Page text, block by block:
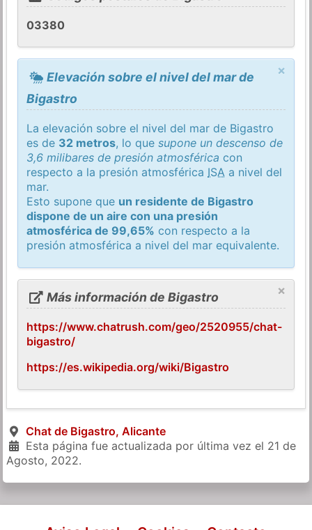
03380
×
Elevación sobre el nivel del mar de
Bigastro
La elevación sobre el nivel del mar de Bigastro
es de 32 metros, lo quesupone un descenso de
3,6 milibares de presión atmosférica con
respecto a la presión atmosférica ISA a nivel del
mar.
Esto supone que un residente de Bigastro
dispone de un aire con una presión
atmosférica de 99,65% con respecto a la
presión atmosférica a nivel del mar equivalente.
×
Más información de Bigastro
https://www.chatrush.com/geo/2520955/chat-
bigastro/
https://es.wikipedia.org/wiki/Bigastro
Chat de Bigastro, Alicante
Esta página fue actualizada por última vez el 21 de
Agosto, 2022.